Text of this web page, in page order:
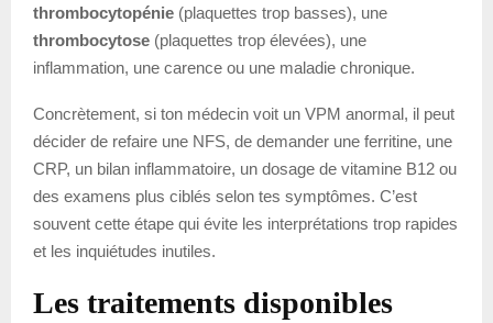
thrombocytopénie (plaquettes trop basses), une
thrombocytose (plaquettes trop élevées), une
inflammation, une carence ou une maladie chronique.
Concrètement, si ton médecin voit un VPM anormal, il peut
décider de refaire une NFS, de demander une ferritine, une
CRP, un bilan inflammatoire, un dosage de vitamine B12 ou
des examens plus ciblés selon tes symptômes. C’est
souvent cette étape qui évite les interprétations trop rapides
et les inquiétudes inutiles.
Les traitements disponibles